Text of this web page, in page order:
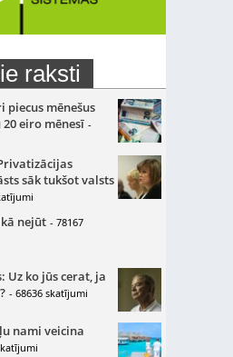
raksti
piecus mēnešus
eiro mēnesī -
sāk tukšot valsts
nejūt - 78167
Uz ko jūs cerat, ja
- 68636 skatījumi
nami veicina